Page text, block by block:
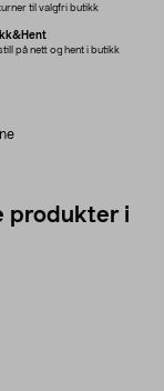
til valgfri butikk
på nett og hent i butikk
produkter i